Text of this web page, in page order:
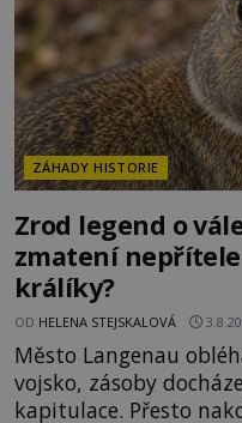
ZÁHADY HISTORIE
Zrod legend o
zmatení
králíky?
OD HELENA STEJSKALOVÁ
Město Langenau
vojsko, zásoby
kapitulace. Přesto